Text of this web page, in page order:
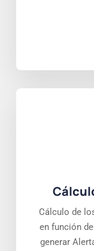
Cálculo de
en función
generar